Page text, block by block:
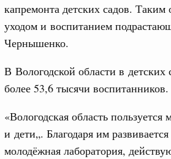
капремонта детских садов.
уходом и воспитанием
Чернышенко.
В Вологодской области в детских
более 53,6 тысячи воспитанников.
«Вологодская область
и дети„. Благодаря им
молодёжная лаборатория,
информационных технологий
дал поручения по
индустрия
и Михаил
физкультурника